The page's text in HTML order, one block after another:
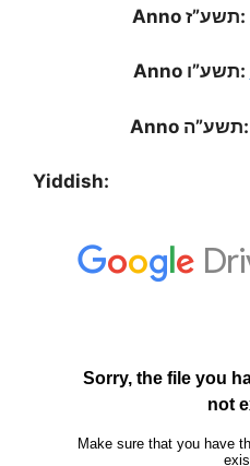
Anno תשע”ז:
Anno תשע”ו:
Anno תשע”ה:
Yiddish: